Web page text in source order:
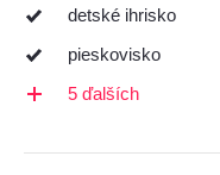
detské ihrisko
pieskovisko
5 ďalších